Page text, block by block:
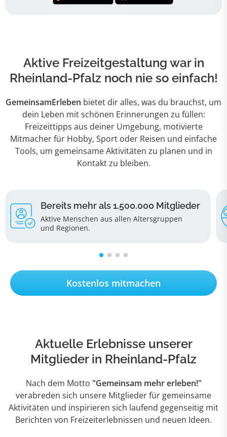
Aktive Freizeitgestaltung war in
Rheinland-Pfalz noch nie so einfach!
GemeinsamErleben bietet dir alles, was du brauchst, um
dein Leben mit schönen Erinnerungen zu füllen:
Freizeittipps aus deiner Umgebung, motivierte
Mitmacher für Hobby, Sport oder Reisen und einfache
Tools, um gemeinsame Aktivitäten zu planen und in
Kontakt zu bleiben.
Bereits mehr als 1.500.000 Mitglieder
Aktive Menschen aus allen Altersgruppen
und Regionen.
Kostenlos mitmachen
Aktuelle Erlebnisse unserer
Mitglieder in Rheinland-Pfalz
Nach dem Motto "Gemeinsam mehr erleben!"
verabreden sich unsere Mitglieder für gemeinsame
Aktivitäten und inspirieren sich laufend gegenseitig mit
Berichten von Freizeiterlebnissen und neuen Ideen.